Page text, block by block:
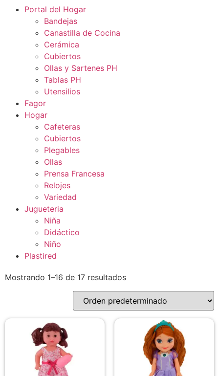
Portal del Hogar
Bandejas
Canastilla de Cocina
Cerámica
Cubiertos
Ollas y Sartenes PH
Tablas PH
Utensilios
Fagor
Hogar
Cafeteras
Cubiertos
Plegables
Ollas
Prensa Francesa
Relojes
Variedad
Jugueteria
Niña
Didáctico
Niño
Plastired
Mostrando 1–16 de 17 resultados